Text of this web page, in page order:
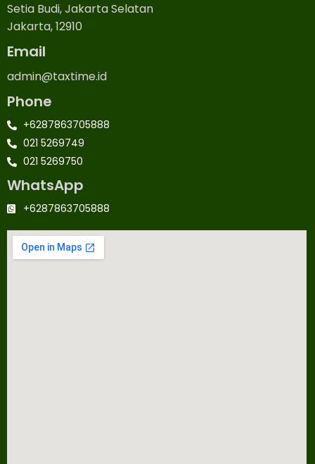
Setia Budi, Jakarta Selatan
Jakarta, 12910
Email
admin@taxtime.id
Phone
+6287863705888
021 5269749
021 5269750
WhatsApp
+6287863705888